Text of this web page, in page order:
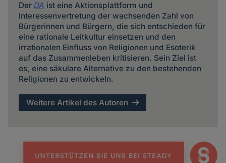
Der DA ist eine Aktionsplattform und
Interessenvertretung der wachsenden Zahl von
Bürgerinnen und Bürgern, die sich entschieden für
eine rationale Leitkultur einsetzen und den
irrationalen Einfluss von Religionen und Esoterik
auf das Zusammenleben kritisieren. Sein Ziel ist
es, eine säkulare Alternative zu den bestehenden
Religionen zu entwickeln.
Weitere Artikel des Autoren